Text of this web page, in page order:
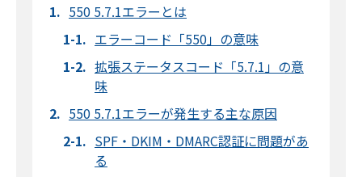
550 5.7.1エラーとは
エラーコード「550」の意味
拡張ステータスコード「5.7.1」の意
味
550 5.7.1エラーが発生する主な原因
SPF・DKIM・DMARC認証に問題があ
る